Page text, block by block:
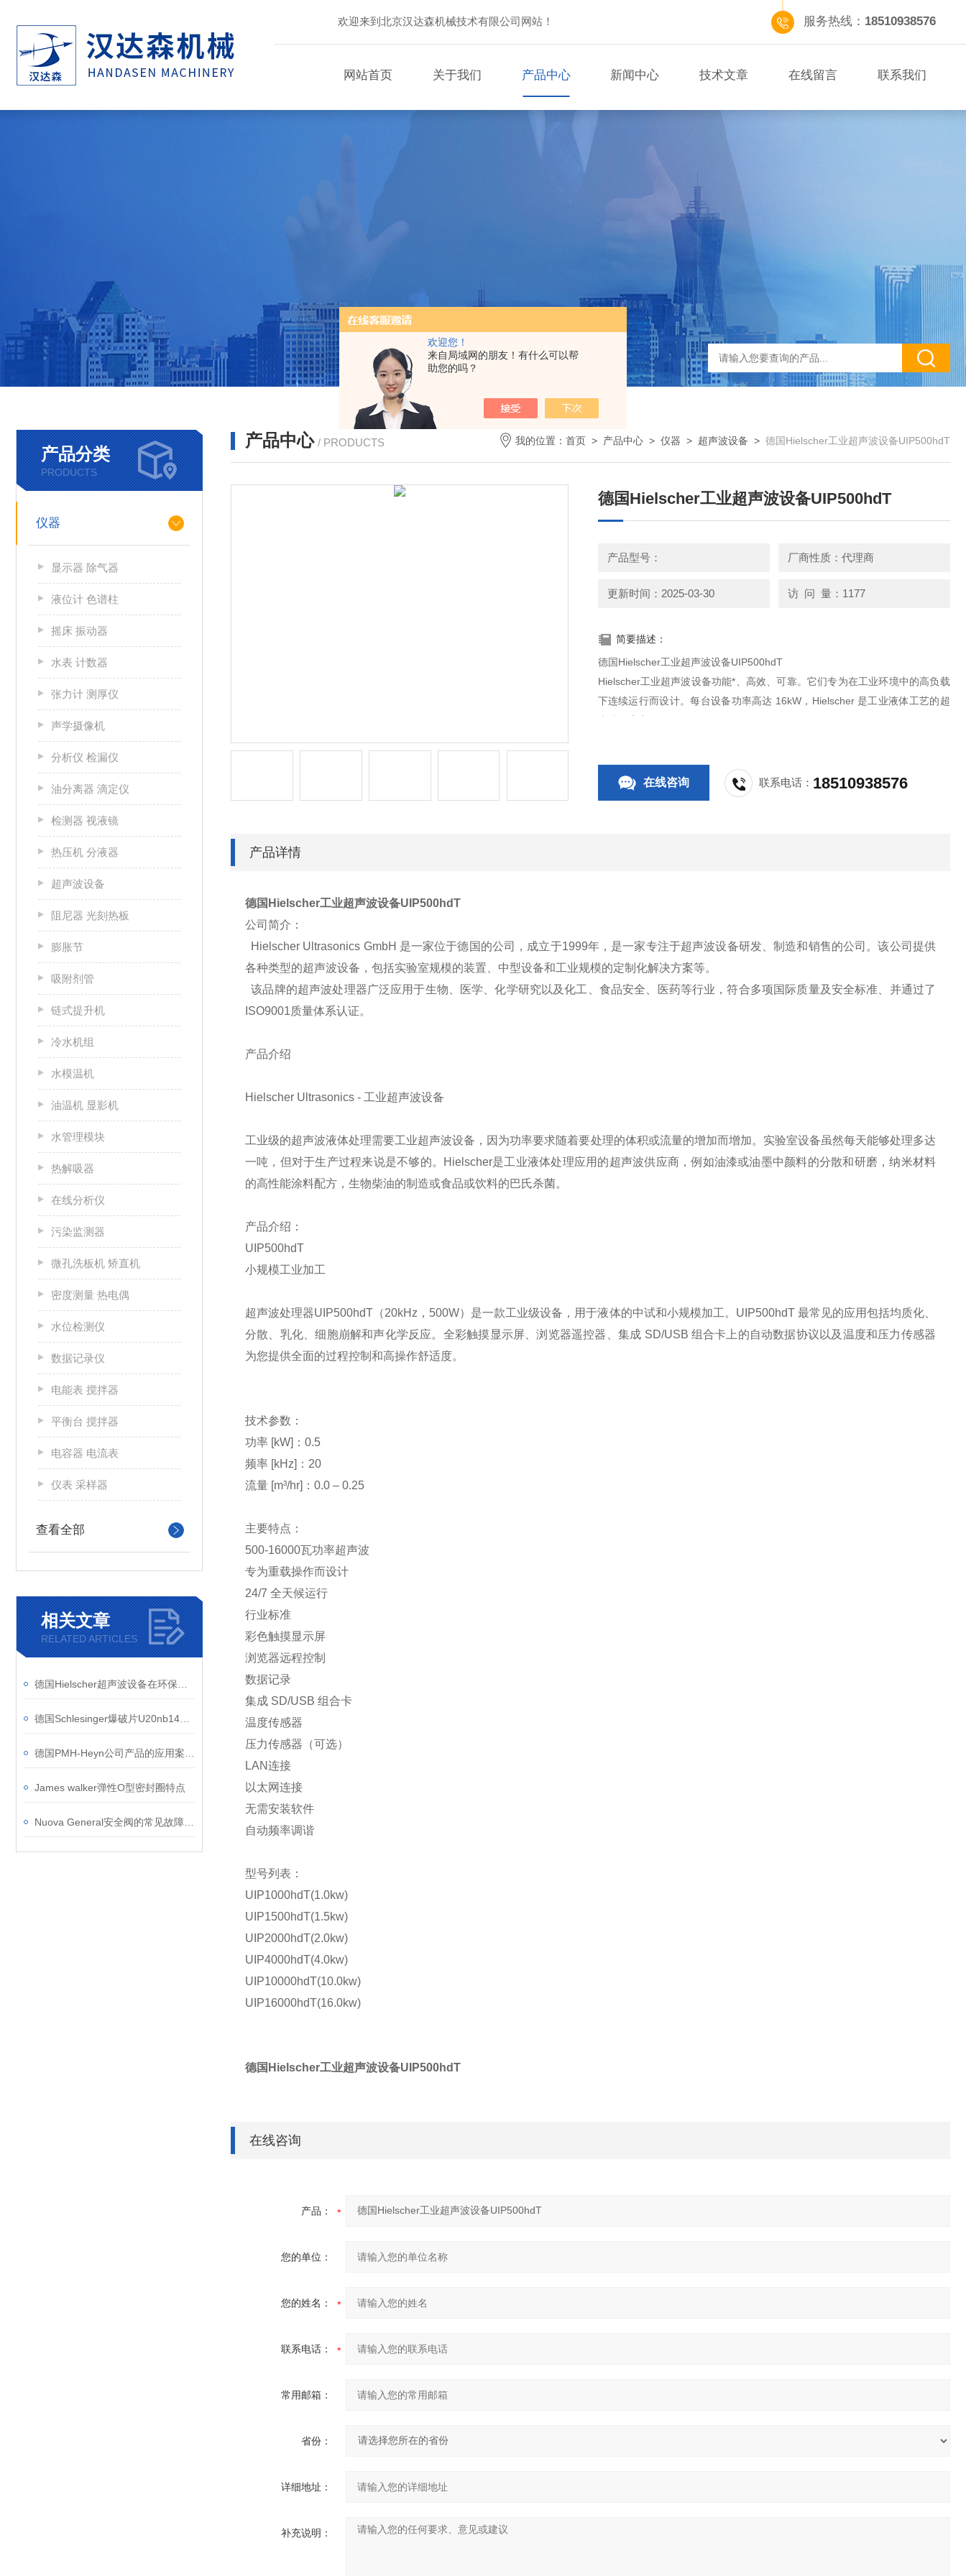
欢迎您！
来自局域网的朋友！有什么可以帮
助您的吗？
欢迎来到北京汉达森机械技术有限公司网站！ 服务热线： 18510938576
网站首页 关于我们 产品中心 新闻中心 技术文章 在线留言 联系我们
产品分类
PRODUCTS
仪器
显示器 除气器
液位计 色谱柱
摇床 振动器
水表 计数器
张力计 测厚仪
声学摄像机
分析仪 检漏仪
油分离器 滴定仪
检测器 视液镜
热压机 分液器
超声波设备
阻尼器 光刻热板
膨胀节
吸附剂管
链式提升机
冷水机组
水模温机
油温机 显影机
水管理模块
热解吸器
在线分析仪
污染监测器
微孔洗板机 矫直机
密度测量 热电偶
水位检测仪
数据记录仪
电能表 搅拌器
平衡台 搅拌器
电容器 电流表
仪表 采样器
查看全部
相关文章
RELATED ARTICLES
James walker弹性O型密封圈特点
产品中心 / PRODUCTS 我的位置： 首页 > 产品中心 > 仪器 > 超声波设备 > 德国Hielscher工业超声波设备UIP500hdT
德国Hielscher工业超声波设备UIP500hdT
产品型号： 厂商性质：代理商
更新时间：2025-03-30 访 问 量：1177
简要描述：
德国Hielscher工业超声波设备UIP500hdT
Hielscher工业超声波设备功能*、高效、可靠。它们专为在工业环境中的高负载
下连续运行而设计。每台设备功率高达 16kW，Hielscher 是工业液体工艺的超
声波供应商。
在线咨询 联系电话： 18510938576
产品详情
德国Hielscher工业超声波设备UIP500hdT
公司简介：
Hielscher Ultrasonics GmbH 是一家位于德国的公司，成立于1999年，是一家专注于超声波设备研发、制造和销售的公司。该公司提供
各种类型的超声波设备，包括实验室规模的装置、中型设备和工业规模的定制化解决方案等。
该品牌的超声波处理器广泛应用于生物、医学、化学研究以及化工、食品安全、医药等行业，符合多项国际质量及安全标准、并通过了
ISO9001质量体系认证。
产品介绍
Hielscher Ultrasonics - 工业超声波设备
工业级的超声波液体处理需要工业超声波设备，因为功率要求随着要处理的体积或流量的增加而增加。实验室设备虽然每天能够处理多达
一吨，但对于生产过程来说是不够的。Hielscher是工业液体处理应用的超声波供应商，例如油漆或油墨中颜料的分散和研磨，纳米材料
的高性能涂料配方，生物柴油的制造或食品或饮料的巴氏杀菌。
产品介绍：
UIP500hdT
小规模工业加工
超声波处理器UIP500hdT（20kHz，500W）是一款工业级设备，用于液体的中试和小规模加工。UIP500hdT 最常见的应用包括均质化、
分散、乳化、细胞崩解和声化学反应。全彩触摸显示屏、浏览器遥控器、集成 SD/USB 组合卡上的自动数据协议以及温度和压力传感器
为您提供全面的过程控制和高操作舒适度。
技术参数：
功率 [kW]：0.5
频率 [kHz]：20
流量 [m³/hr]：0.0 – 0.25
主要特点：
500-16000瓦功率超声波
专为重载操作而设计
24/7 全天候运行
行业标准
彩色触摸显示屏
浏览器远程控制
数据记录
集成 SD/USB 组合卡
温度传感器
压力传感器（可选）
LAN连接
以太网连接
无需安装软件
自动频率调谐
型号列表：
UIP1000hdT(1.0kw)
UIP1500hdT(1.5kw)
UIP2000hdT(2.0kw)
UIP4000hdT(4.0kw)
UIP10000hdT(10.0kw)
UIP16000hdT(16.0kw)
德国Hielscher工业超声波设备UIP500hdT
在线咨询
产品：
您的单位：
您的姓名：
联系电话：
常用邮箱：
省份：
详细地址：
补充说明：